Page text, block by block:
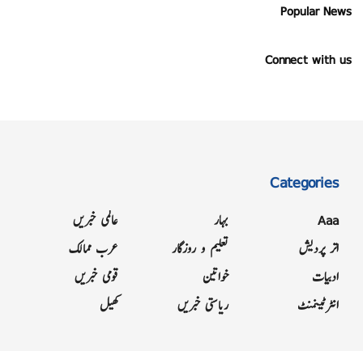
Popular News
Connect with us
Categories
Aaa
اتر پردیش
ادبیات
انٹرٹینمنٹ
بہار
تعلیم و روزگار
خواتین
ریاستی خبریں
عالمی خبریں
عرب ممالک
قومی خبریں
کھیل